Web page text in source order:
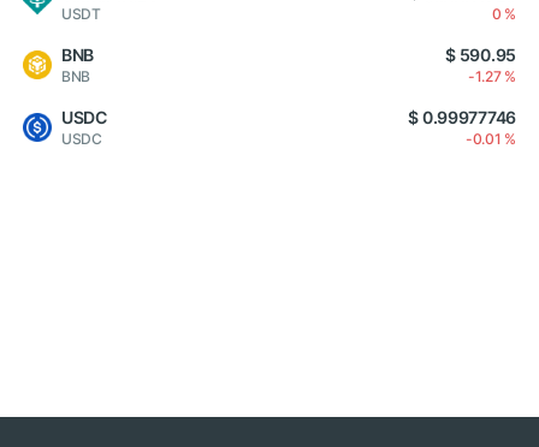
USDT 0 %
BNB
BNB
$ 590.95
-1.27 %
USDC
USDC
$ 0.99977746
-0.01 %